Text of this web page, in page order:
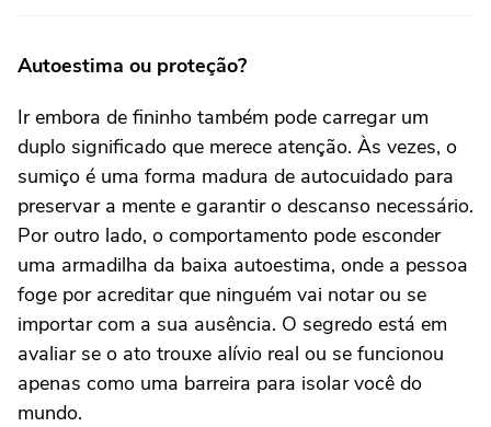
Autoestima ou proteção?
Ir embora de fininho também pode carregar um
duplo significado que merece atenção. Às vezes, o
sumiço é uma forma madura de autocuidado para
preservar a mente e garantir o descanso necessário.
Por outro lado, o comportamento pode esconder
uma armadilha da baixa autoestima, onde a pessoa
foge por acreditar que ninguém vai notar ou se
importar com a sua ausência. O segredo está em
avaliar se o ato trouxe alívio real ou se funcionou
apenas como uma barreira para isolar você do
mundo.